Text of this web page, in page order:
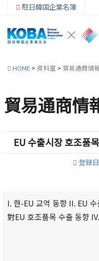
韓
連
紹
ご挨
拶
会員
入・
検索
会員
入
駐日韓国企業名簿
HOME > 資料室 > 貿易通商情
貿易通商情
EU 수출시장 호조품
登録
I. 한-EU 교역 동향 II. EU
對EU 호조품목 수출 동향